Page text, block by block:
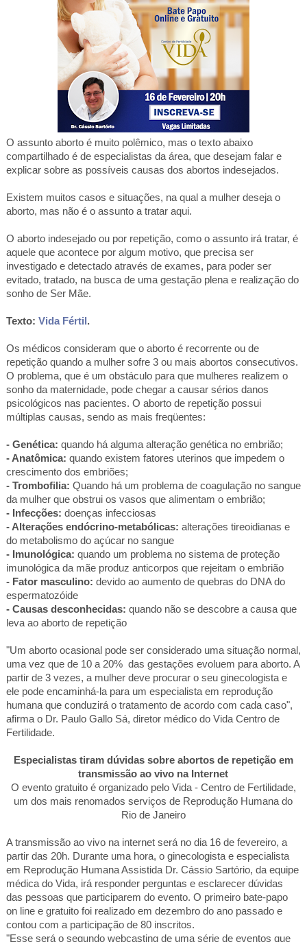
O assunto aborto é muito polêmico, mas o texto abaixo
compartilhado é de especialistas da área, que desejam falar e
explicar sobre as possíveis causas dos abortos indesejados.
Existem muitos casos e situações, na qual a mulher deseja o
aborto, mas não é o assunto a tratar aqui.
O aborto indesejado ou por repetição, como o assunto irá tratar, é
aquele que acontece por algum motivo, que precisa ser
investigado e detectado através de exames, para poder ser
evitado, tratado, na busca de uma gestação plena e realização do
sonho de Ser Mãe.
Texto: Vida Fértil.
Os médicos consideram que o aborto é recorrente ou de
repetição quando a mulher sofre 3 ou mais abortos consecutivos.
O problema, que é um obstáculo para que mulheres realizem o
sonho da maternidade, pode chegar a causar sérios danos
psicológicos nas pacientes. O aborto de repetição possui
múltiplas causas, sendo as mais freqüentes:
- Genética: quando há alguma alteração genética no embrião;
- Anatômica: quando existem fatores uterinos que impedem o
crescimento dos embriões;
- Trombofilia: Quando há um problema de coagulação no sangue
da mulher que obstrui os vasos que alimentam o embrião;
- Infecções: doenças infecciosas
- Alterações endócrino-metabólicas: alterações tireoidianas e
do metabolismo do açúcar no sangue
- Imunológica: quando um problema no sistema de proteção
imunológica da mãe produz anticorpos que rejeitam o embrião
- Fator masculino: devido ao aumento de quebras do DNA do
espermatozóide
- Causas desconhecidas: quando não se descobre a causa que
leva ao aborto de repetição
"Um aborto ocasional pode ser considerado uma situação normal,
uma vez que de 10 a20% das gestações evoluem para aborto. A
partir de 3 vezes, a mulher deve procurar o seu ginecologista e
ele pode encaminhá-la para um especialista em reprodução
humana que conduzirá o tratamento de acordo com cada caso",
afirma o Dr. Paulo Gallo Sá, diretor médico do Vida Centro de
Fertilidade.
Especialistas tiram dúvidas sobre abortos de repetição em
transmissão ao vivo na Internet
O evento gratuito é organizado pelo Vida - Centro de Fertilidade,
um dos mais renomados serviços de Reprodução Humana do
Rio de Janeiro
A transmissão ao vivo na internet será no dia 16 de fevereiro, a
partir das 20h. Durante uma hora, o ginecologista e especialista
em Reprodução Humana Assistida Dr. Cássio Sartório, da equipe
médica do Vida, irá responder perguntas e esclarecer dúvidas
das pessoas que participarem do evento. O primeiro bate-papo
on line e gratuito foi realizado em dezembro do ano passado e
contou com a participação de 80 inscritos.
"Esse será o segundo webcasting de uma série de eventos que